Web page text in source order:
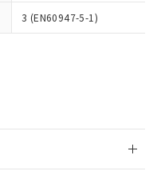
3 (EN60947-5-1)
ト上で当社にご
について、当社
"
の「1.共同利
ロード
社基準）
含有を証明す
有を証明する